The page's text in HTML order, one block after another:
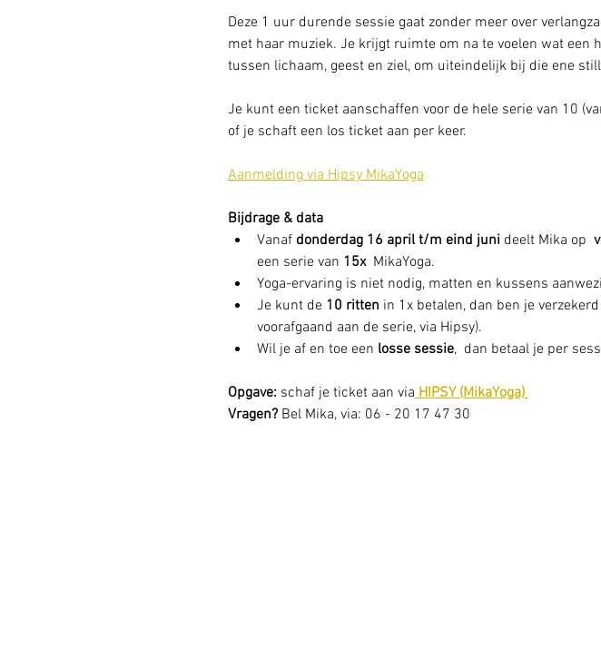
Deze 1 uur durende sessie gaat zonder meer over
met haar muziek. Je krijgt ruimte om na te voelen wat een
tussen lichaam, geest en ziel, om uiteindelijk bij die ene
Je kunt een ticket aanschaffen voor de hele serie van 10
of je schaft een los ticket aan per keer.
Aanmelding via Hipsy MikaYoga
Bijdrage & data
Vanaf donderdag 16 april t/m eind juni deelt Mika op
een serie van 15x MikaYoga.
Yoga-ervaring is niet nodig, matten en kussens
Je kunt de 10 ritten in 1x betalen, dan ben je
voorafgaand aan de serie, via Hipsy).
Wil je af en toe een losse sessie,  dan betaal je per
Opgave: schaf je ticket aan via HIPSY (MikaYoga)
Vragen? Bel Mika, via: 06 - 20 17 47 30